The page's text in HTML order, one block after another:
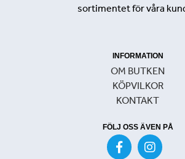
sortimentet för våra
INFORMATION
OM BUTKEN
KÖPVILKOR
KONTAKT
FÖLJ OSS ÄVEN PÅ